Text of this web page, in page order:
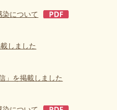
について
しました
」を掲載しました